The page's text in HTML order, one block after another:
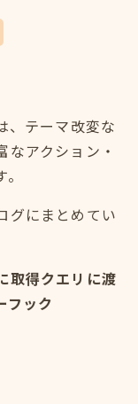
テーマ改変な
なアクション・
グにまとめてい
取得クエリに渡
フック